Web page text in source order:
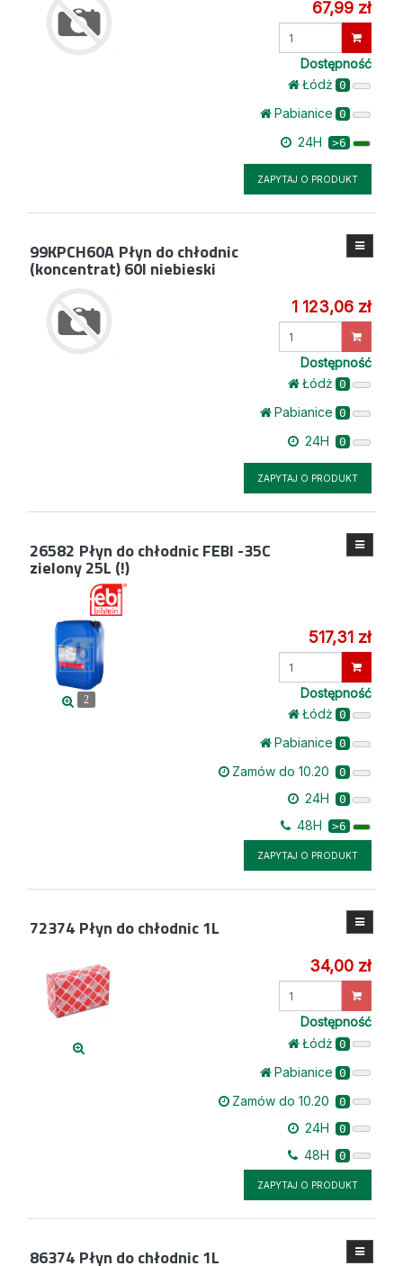
67,99 zł
Dostępność
Łódż 0
Pabianice 0
24H >6
ZAPYTAJ O PRODUKT
99KPCH60A Płyn do chłodnic
(koncentrat) 60l niebieski
1 123,06 zł
Dostępność
Łódż 0
Pabianice 0
24H 0
ZAPYTAJ O PRODUKT
26582 Płyn do chłodnic FEBI -35C
zielony 25L (!)
2
517,31 zł
Dostępność
Łódż 0
Pabianice 0
Zamów do 10.20 0
24H 0
48H >6
ZAPYTAJ O PRODUKT
72374 Płyn do chłodnic 1L
34,00 zł
Wprowadź
ilość
Dostępność
Łódż 0
Pabianice 0
Zamów do 10.20 0
24H 0
48H 0
ZAPYTAJ O PRODUKT
86374 Płyn do chłodnic 1L